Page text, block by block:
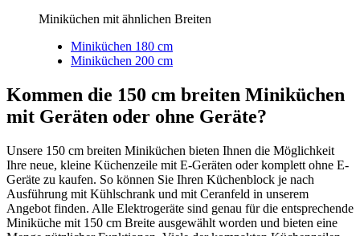
Miniküchen mit ähnlichen Breiten
Miniküchen 180 cm
Miniküchen 200 cm
Kommen die 150 cm breiten Miniküchen
mit Geräten oder ohne Geräte?
Unsere 150 cm breiten Miniküchen bieten Ihnen die Möglichkeit
Ihre neue, kleine Küchenzeile mit E-Geräten oder komplett ohne E-
Geräte zu kaufen. So können Sie Ihren Küchenblock je nach
Ausführung mit Kühlschrank und mit Ceranfeld in unserem
Angebot finden. Alle Elektrogeräte sind genau für die entsprechende
Miniküche mit 150 cm Breite ausgewählt worden und bieten eine